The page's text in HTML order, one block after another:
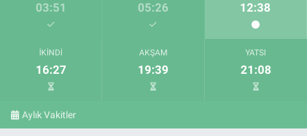
03:51 05:26 12:38
İKINDI
16:27
AKŞAM
19:39
YATSI
21:08
Aylık Vakitler